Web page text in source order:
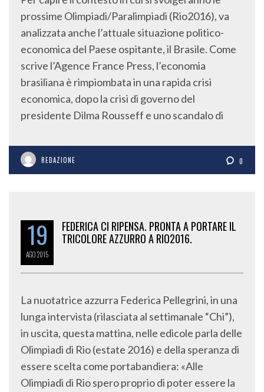
prossime Olimpiadi/Paralimpiadi (Rio2016), va
analizzata anche l’attuale situazione politico-
economica del Paese ospitante, il Brasile. Come
scrive l’Agence France Press, l’economia
brasiliana è rimpiombata in una rapida crisi
economica, dopo la crisi di governo del
presidente Dilma Rousseff e uno scandalo di
REDAZIONE 0
19
AGO2015
FEDERICA CI RIPENSA. PRONTA A PORTARE IL
TRICOLORE AZZURRO A RIO2016.
La nuotatrice azzurra Federica Pellegrini, in una
lunga intervista (rilasciata al settimanale “Chi”),
in uscita, questa mattina, nelle edicole parla delle
Olimpiadi di Rio (estate 2016) e della speranza di
essere scelta come portabandiera: «Alle
Olimpiadi di Rio spero proprio di poter essere la